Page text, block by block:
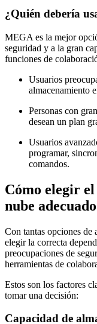
¿Quién debería
MEGA es la mejor
seguridad y a la gran
funciones de
Usuarios
almacenamiento
Personas con
desean un plan
Usuarios
programar,
comandos.
Cómo elegir
nube
Con tantas opciones de
elegir la correcta
preocupaciones de
herramientas de
Estos son los factores
tomar una decisión:
Capacidad de